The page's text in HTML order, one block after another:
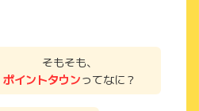
そもそも、
ポイントタウンってなに？